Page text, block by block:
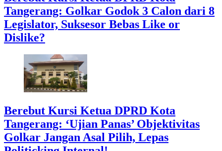
Tangerang: Golkar Godok 3 Calon dari 8
Legislator, Suksesor Bebas Like or
Dislike?
Berebut Kursi Ketua DPRD Kota
Tangerang: ‘Ujian Panas’ Objektivitas
Golkar Jangan Asal Pilih, Lepas